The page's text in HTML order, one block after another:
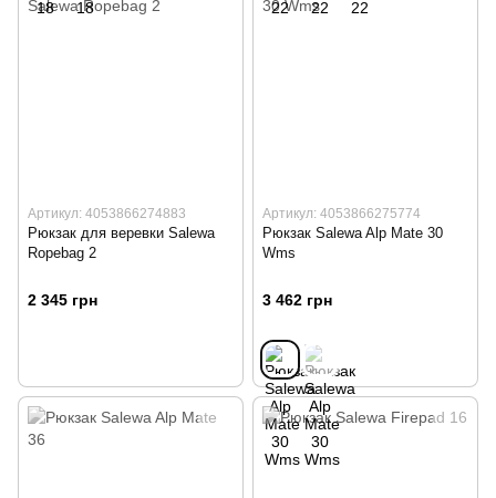
Артикул: 4053866274883
Рюкзак для веревки Salewa
Ropebag 2
2 345 грн
Артикул: 4053866275774
Рюкзак Salewa Alp Mate 30
Wms
3 462 грн